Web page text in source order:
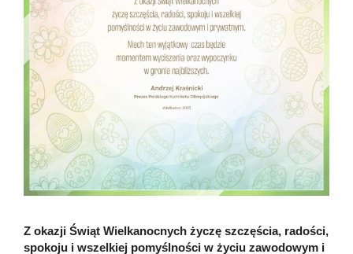
Z okazji Świąt Wielkanocnych życzę szczęścia, radości,
spokoju i wszelkiej pomyślności w życiu zawodowym i